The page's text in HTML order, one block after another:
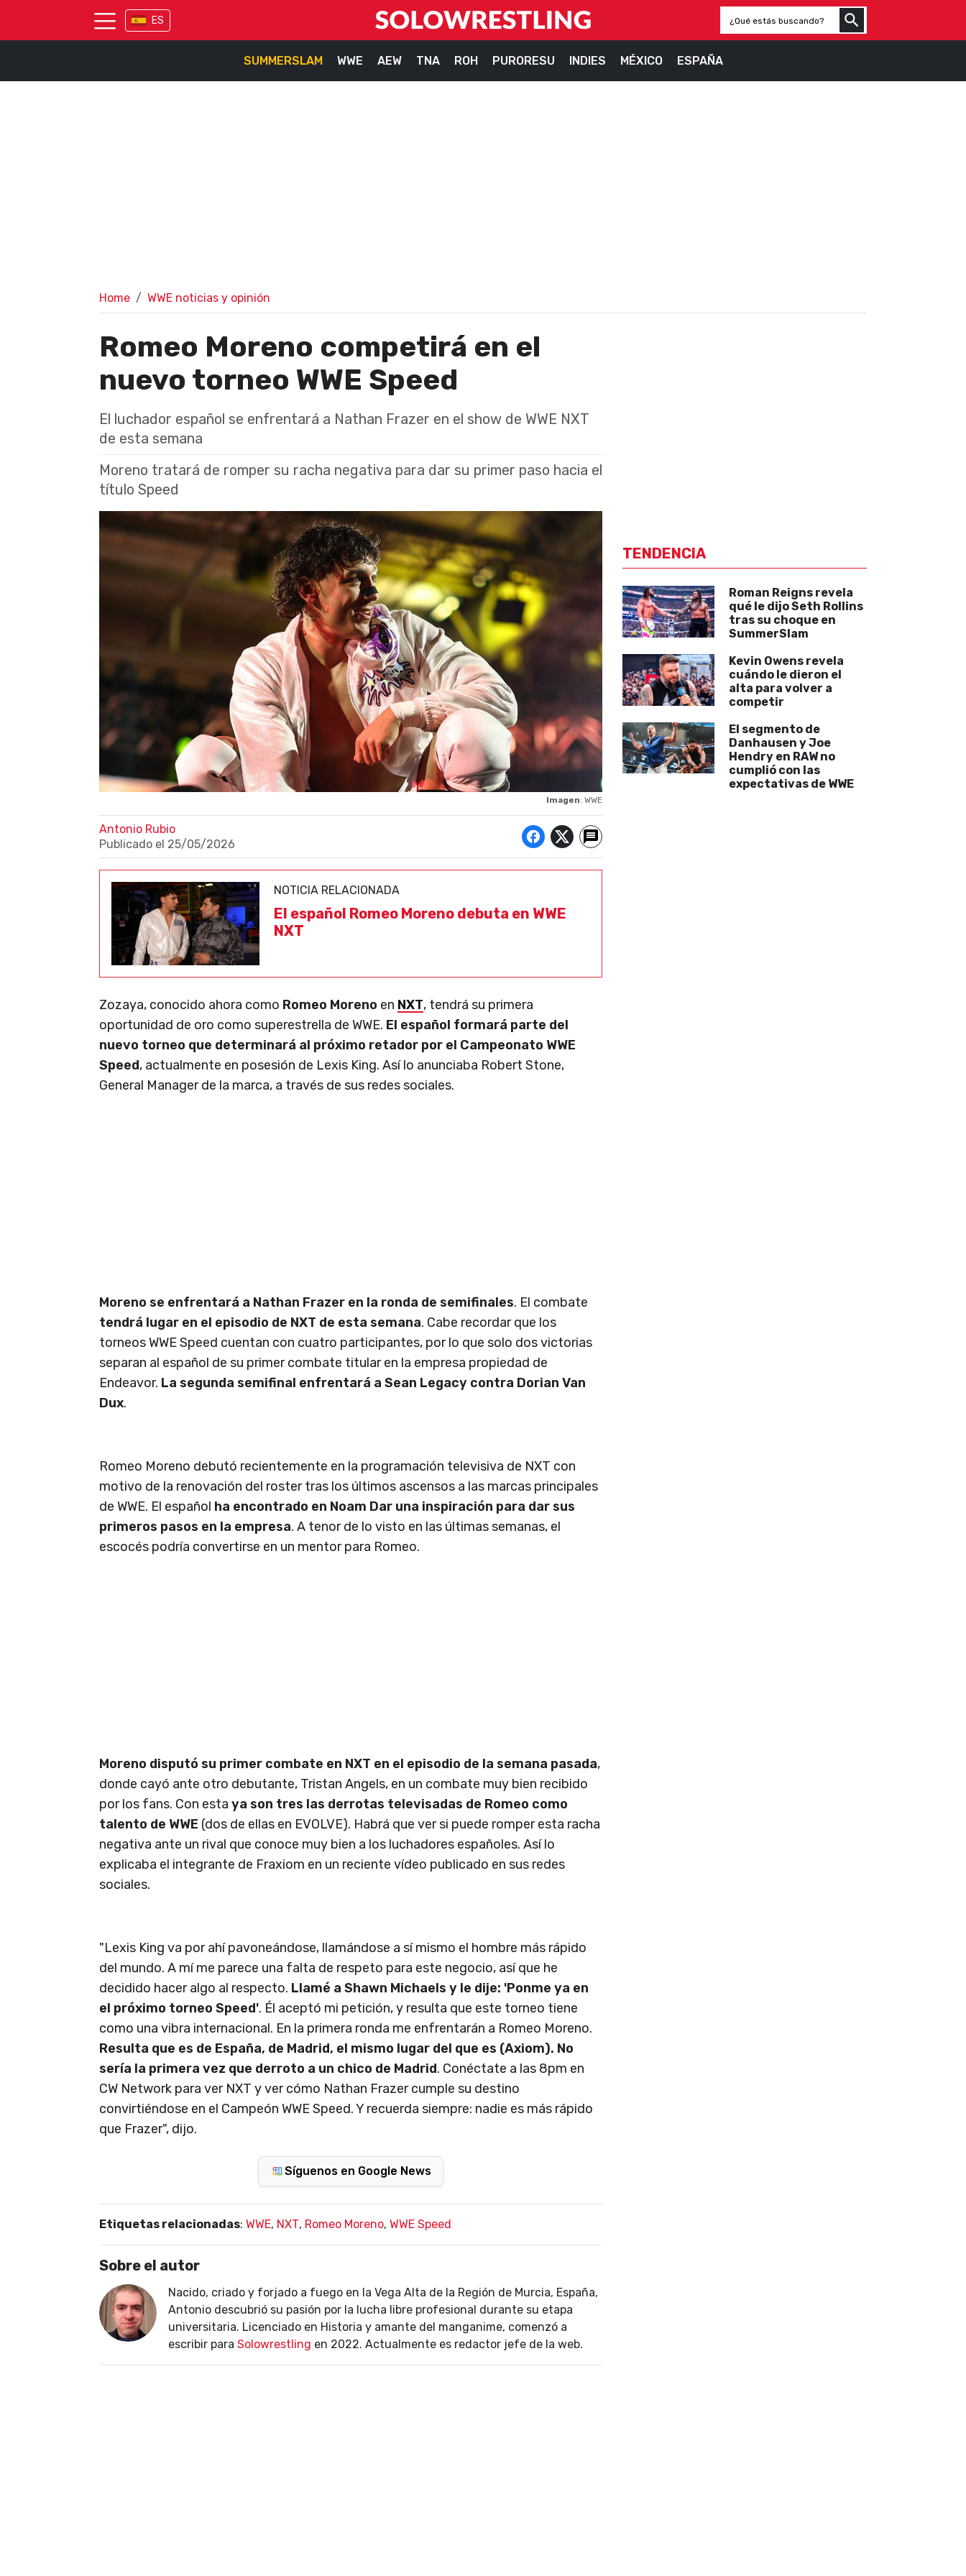
ES
SUMMERSLAM WWE AEW TNA ROH PURORESU INDIES MÉXICO ESPAÑA
Home WWE noticias y opinión
Romeo Moreno competirá en el
nuevo torneo WWE Speed
El luchador español se enfrentará a Nathan Frazer en el show de WWE NXT
de esta semana
Moreno tratará de romper su racha negativa para dar su primer paso hacia el
título Speed
Imagen: WWE
Antonio Rubio
Publicado el 25/05/2026
NOTICIA RELACIONADA
El español Romeo Moreno debuta en WWE
NXT
Zozaya, conocido ahora como Romeo Moreno en NXT, tendrá su primera
oportunidad de oro como superestrella de WWE. El español formará parte del
nuevo torneo que determinará al próximo retador por el Campeonato WWE
Speed, actualmente en posesión de Lexis King. Así lo anunciaba Robert Stone,
General Manager de la marca, a través de sus redes sociales.
Moreno se enfrentará a Nathan Frazer en la ronda de semifinales. El combate
tendrá lugar en el episodio de NXT de esta semana. Cabe recordar que los
torneos WWE Speed cuentan con cuatro participantes, por lo que solo dos victorias
separan al español de su primer combate titular en la empresa propiedad de
Endeavor. La segunda semifinal enfrentará a Sean Legacy contra Dorian Van
Dux.
Romeo Moreno debutó recientemente en la programación televisiva de NXT con
motivo de la renovación del roster tras los últimos ascensos a las marcas principales
de WWE. El español ha encontrado en Noam Dar una inspiración para dar sus
primeros pasos en la empresa. A tenor de lo visto en las últimas semanas, el
escocés podría convertirse en un mentor para Romeo.
Moreno disputó su primer combate en NXT en el episodio de la semana pasada,
donde cayó ante otro debutante, Tristan Angels, en un combate muy bien recibido
por los fans. Con esta ya son tres las derrotas televisadas de Romeo como
talento de WWE (dos de ellas en EVOLVE). Habrá que ver si puede romper esta racha
negativa ante un rival que conoce muy bien a los luchadores españoles. Así lo
explicaba el integrante de Fraxiom en un reciente vídeo publicado en sus redes
sociales.
"Lexis King va por ahí pavoneándose, llamándose a sí mismo el hombre más rápido
del mundo. A mí me parece una falta de respeto para este negocio, así que he
decidido hacer algo al respecto. Llamé a Shawn Michaels y le dije: 'Ponme ya en
el próximo torneo Speed'. Él aceptó mi petición, y resulta que este torneo tiene
como una vibra internacional. En la primera ronda me enfrentarán a Romeo Moreno.
Resulta que es de España, de Madrid, el mismo lugar del que es (Axiom). No
sería la primera vez que derroto a un chico de Madrid. Conéctate a las 8pm en
CW Network para ver NXT y ver cómo Nathan Frazer cumple su destino
convirtiéndose en el Campeón WWE Speed. Y recuerda siempre: nadie es más rápido
que Frazer", dijo.
Síguenos en Google News
Etiquetas relacionadas: WWE, NXT, Romeo Moreno, WWE Speed
Sobre el autor
Nacido, criado y forjado a fuego en la Vega Alta de la Región de Murcia, España,
Antonio descubrió su pasión por la lucha libre profesional durante su etapa
universitaria. Licenciado en Historia y amante del manganime, comenzó a
escribir para Solowrestling en 2022. Actualmente es redactor jefe de la web.
TENDENCIA
Roman Reigns revela
qué le dijo Seth Rollins
tras su choque en
SummerSlam
Kevin Owens revela
cuándo le dieron el
alta para volver a
competir
El segmento de
Danhausen y Joe
Hendry en RAW no
cumplió con las
expectativas de WWE